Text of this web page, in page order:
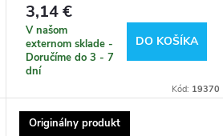
3,14 €
V našom
externom sklade -
Doručíme do 3 - 7
dní
DO KOŠÍKA
Kód: 19370
Originálny produkt